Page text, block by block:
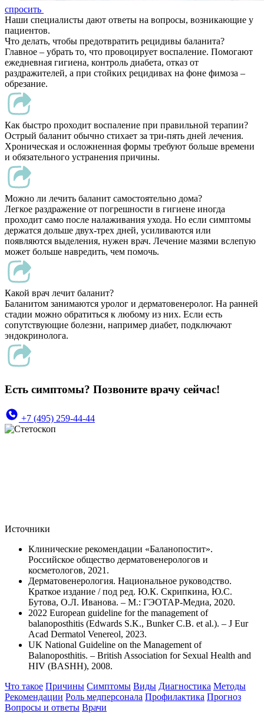
спросить
Наши специалисты дают ответы на вопросы, возникающие у
пациентов.
Что делать, чтобы предотвратить рецидивы баланита?
Главное – убрать то, что провоцирует воспаление. Помогают
ежедневная гигиена, контроль диабета, отказ от
раздражителей, а при стойких рецидивах на фоне фимоза –
обрезание.
Как быстро проходит воспаление при правильной терапии?
Острый баланит обычно стихает за три-пять дней лечения.
Хроническая и осложненная формы требуют больше времени
и обязательного устранения причины.
Можно ли лечить баланит самостоятельно дома?
Легкое раздражение от погрешности в гигиене иногда
проходит само после налаживания ухода. Но если симптомы
держатся дольше двух-трех дней, усиливаются или
появляются выделения, нужен врач. Лечение мазями вслепую
может больше навредить, чем помочь.
Какой врач лечит баланит?
Баланитом занимаются уролог и дерматовенеролог. На ранней
стадии можно обратиться к любому из них. Если есть
сопутствующие болезни, например диабет, подключают
эндокринолога.
Есть симптомы? Позвоните врачу сейчас!
+7 (495) 259-44-44
Источники
Клинические рекомендации «Баланопостит».
Российское общество дерматовенерологов и
косметологов, 2021.
Дерматовенерология. Национальное руководство.
Краткое издание / под ред. Ю.К. Скрипкина, Ю.С.
Бутова, О.Л. Иванова. – М.: ГЭОТАР-Медиа, 2020.
2022 European guideline for the management of
balanoposthitis (Edwards S.K., Bunker C.B. et al.). – J Eur
Acad Dermatol Venereol, 2023.
UK National Guideline on the Management of
Balanoposthitis. – British Association for Sexual Health and
HIV (BASHH), 2008.
Что такое Причины Симптомы Виды Диагностика Методы
Рекомендации Роль медперсонала Профилактика Прогноз
Вопросы и ответы Врачи